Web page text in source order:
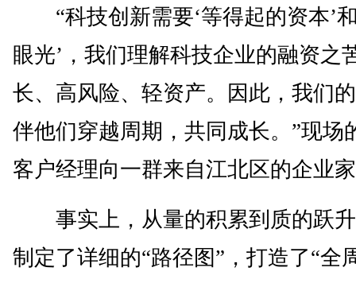
“科技创新需要‘等得起的资本’
眼光’，我们理解科技企业的融资
长、高风险、轻资产。因此，我们
伴他们穿越周期，共同成长。”现场
客户经理向一群来自江北区的企业
事实上，从量的积累到质的跃升
制定了详细的“路径图”，打造了“全